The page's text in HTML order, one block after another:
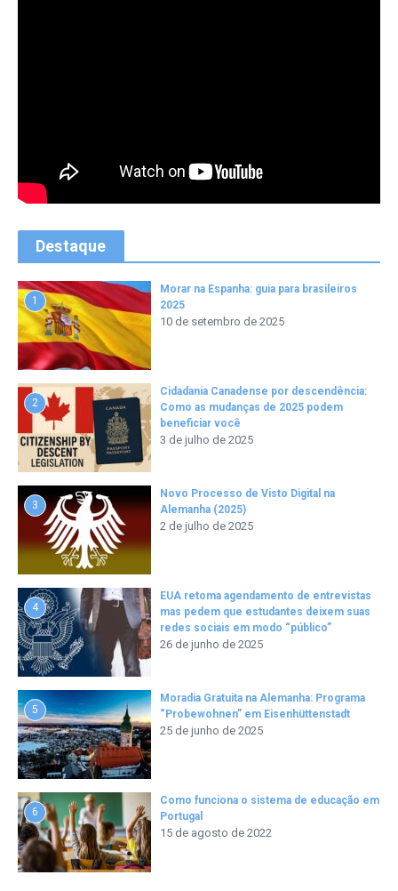
Destaque
1
Morar na Espanha: guia para brasileiros
2025
10 de setembro de 2025
2
Cidadania Canadense por descendência:
Como as mudanças de 2025 podem
beneficiar você
3 de julho de 2025
3
Novo Processo de Visto Digital na
Alemanha (2025)
2 de julho de 2025
4
EUA retoma agendamento de entrevistas
mas pedem que estudantes deixem suas
redes sociais em modo “público”
26 de junho de 2025
5
Moradia Gratuita na Alemanha: Programa
“Probewohnen” em Eisenhüttenstadt
25 de junho de 2025
6
Como funciona o sistema de educação em
Portugal
15 de agosto de 2022